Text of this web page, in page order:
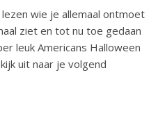
wie je allemaal ontmoet
ziet en tot nu toe gedaan
leuk Americans Halloween
uit naar je volgend